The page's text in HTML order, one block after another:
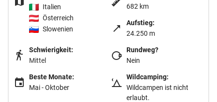
Italien
Österreich
Slowenien
682 km
Aufstieg:
24.250 m
Schwierigkeit:
Mittel
Rundweg?
Nein
Beste Monate:
Mai - Oktober
Wildcamping:
Wildcampen ist nicht
erlaubt.